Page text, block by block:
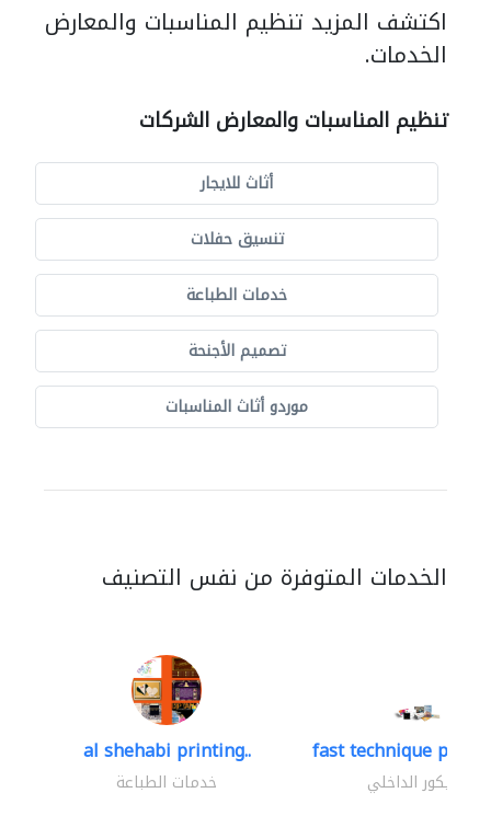
اكتشف المزيد تنظيم المناسبات والمعارض
الخدمات.
تنظيم المناسبات والمعارض الشركات
أثاث للايجار
تنسيق حفلات
خدمات الطباعة
تصميم الأجنحة
موردو أثاث المناسبات
الخدمات المتوفرة من نفس التصنيف
al shehabi printing..
خدمات الطباعة
fast technique pre-
الديكور الداخلي